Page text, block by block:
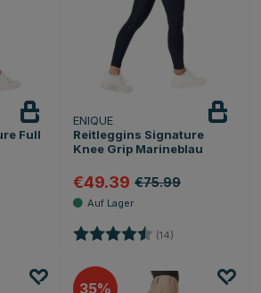
Full
von 5 Sternen
ENIQUE
Reitleggins Signature
Knee Grip Marineblau
€49.39 €75.99
Bewertung: (14)
35